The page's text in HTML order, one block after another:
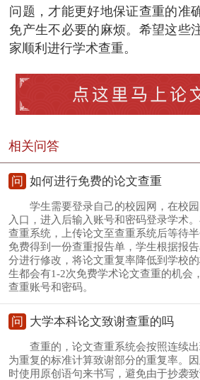
问题，才能更好地保证查重的准
免产生不必要的麻烦。希望这些
家顺利进行学术查重。
相关问答
问 如何进行免费的论文查重
学生需要登录自己的校园网，在校
入口，进入后输入账号和密码登录学术
查重系统，上传论文至查重系统后等待
免费得到一份查重报告单，学生根据报
分进行修改，将论文重复率降低到学校
生都会有1-2次免费学术论文查重的机会
查重账号和密码。
问 大学本科论文致谢查重的吗
查重的，论文查重系统会按照连续
为重复的标准计算致谢部分的重复率。
时使用原创语句来书写，避免由于抄袭